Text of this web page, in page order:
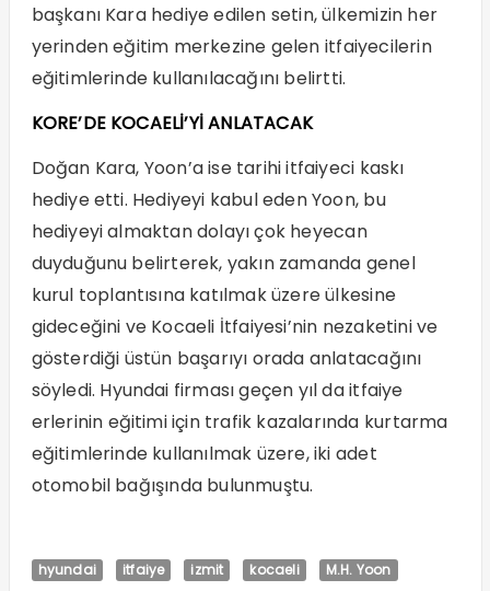
başkanı Kara hediye edilen setin, ülkemizin her
yerinden eğitim merkezine gelen itfaiyecilerin
eğitimlerinde kullanılacağını belirtti.
KORE’DE KOCAELİ’Yİ ANLATACAK
Doğan Kara, Yoon’a ise tarihi itfaiyeci kaskı
hediye etti. Hediyeyi kabul eden Yoon, bu
hediyeyi almaktan dolayı çok heyecan
duyduğunu belirterek, yakın zamanda genel
kurul toplantısına katılmak üzere ülkesine
gideceğini ve Kocaeli İtfaiyesi’nin nezaketini ve
gösterdiği üstün başarıyı orada anlatacağını
söyledi. Hyundai firması geçen yıl da itfaiye
erlerinin eğitimi için trafik kazalarında kurtarma
eğitimlerinde kullanılmak üzere, iki adet
otomobil bağışında bulunmuştu.
hyundai itfaiye izmit kocaeli M.H. Yoon